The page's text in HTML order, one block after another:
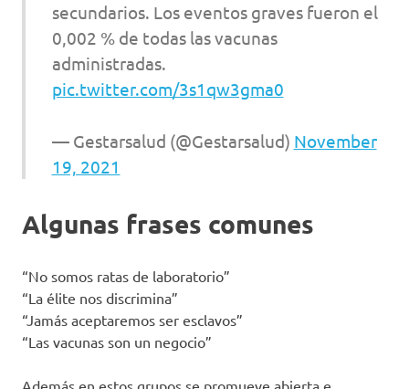
secundarios. Los eventos graves fueron el
0,002 % de todas las vacunas
administradas.
pic.twitter.com/3s1qw3gma0
— Gestarsalud (@Gestarsalud) November
19, 2021
Algunas frases comunes
“No somos ratas de laboratorio”
“La élite nos discrimina”
“Jamás aceptaremos ser esclavos”
“Las vacunas son un negocio”
Además en estos grupos se promueve abierta e